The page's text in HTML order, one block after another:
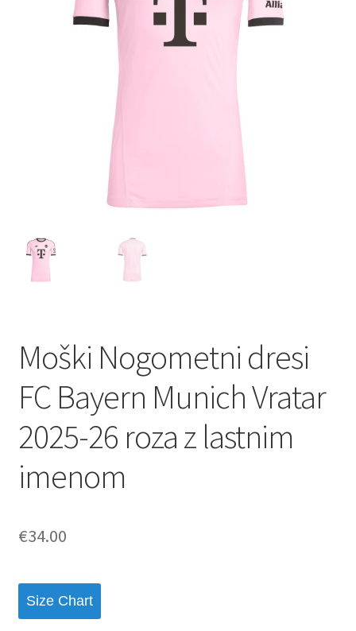
Moški Nogometni dresi
FC Bayern Munich Vratar
2025-26 roza z lastnim
imenom
€34.00
Size Chart